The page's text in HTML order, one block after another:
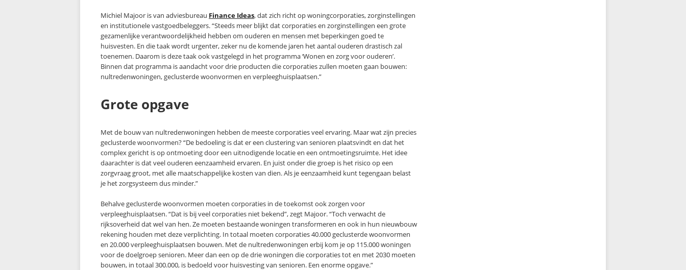
Michiel Majoor is van adviesbureau Finance Ideas, dat zich richt op woningcorporaties, zorginstellingen
en institutionele vastgoedbeleggers. “Steeds meer blijkt dat corporaties en zorginstellingen een grote
gezamenlijke verantwoordelijkheid hebben om ouderen en mensen met beperkingen goed te
huisvesten. En die taak wordt urgenter, zeker nu de komende jaren het aantal ouderen drastisch zal
toenemen. Daarom is deze taak ook vastgelegd in het programma ‘Wonen en zorg voor ouderen’.
Binnen dat programma is aandacht voor drie producten die corporaties zullen moeten gaan bouwen:
nultredenwoningen, geclusterde woonvormen en verpleeghuisplaatsen.”
Grote opgave
Met de bouw van nultredenwoningen hebben de meeste corporaties veel ervaring. Maar wat zijn precies
geclusterde woonvormen? “De bedoeling is dat er een clustering van senioren plaatsvindt en dat het
complex gericht is op ontmoeting door een uitnodigende locatie en een ontmoetingsruimte. Het idee
daarachter is dat veel ouderen eenzaamheid ervaren. En juist onder die groep is het risico op een
zorgvraag groot, met alle maatschappelijke kosten van dien. Als je eenzaamheid kunt tegengaan belast
je het zorgsysteem dus minder.”
Behalve geclusterde woonvormen moeten corporaties in de toekomst ook zorgen voor
verpleeghuisplaatsen. “Dat is bij veel corporaties niet bekend”, zegt Majoor. “Toch verwacht de
rijksoverheid dat wel van hen. Ze moeten bestaande woningen transformeren en ook in hun nieuwbouw
rekening houden met deze verplichting. In totaal moeten corporaties 40.000 geclusterde woonvormen
en 20.000 verpleeghuisplaatsen bouwen. Met de nultredenwoningen erbij kom je op 115.000 woningen
voor de doelgroep senioren. Meer dan een op de drie woningen die corporaties tot en met 2030 moeten
bouwen, in totaal 300.000, is bedoeld voor huisvesting van senioren. Een enorme opgave.”